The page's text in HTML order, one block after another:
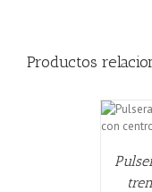
Productos